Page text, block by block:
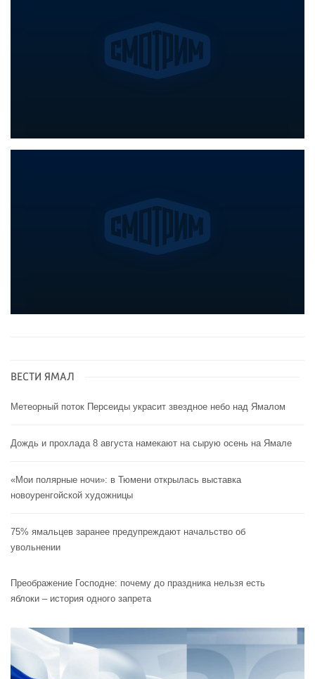
ВЕСТИ ЯМАЛ
Метеорный поток Персеиды украсит звездное небо над Ямалом
Дождь и прохлада 8 августа намекают на сырую осень на Ямале
«Мои полярные ночи»: в Тюмени открылась выставка
новоуренгойской художницы
75% ямальцев заранее предупреждают начальство об
увольнении
Преображение Господне: почему до праздника нельзя есть
яблоки – история одного запрета